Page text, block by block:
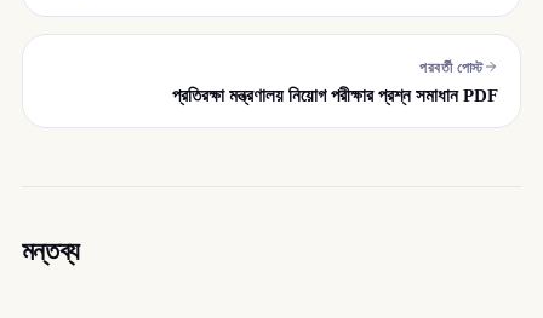
পরবর্তী পোস্ট
প্রতিরক্ষা মন্ত্রণালয় নিয়োগ পরীক্ষার প্রশ্ন সমাধান PDF
মন্তব্য